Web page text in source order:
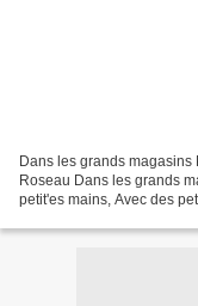
Dans les grands magasins
Roseau Dans les grands
petit'es mains, Avec des